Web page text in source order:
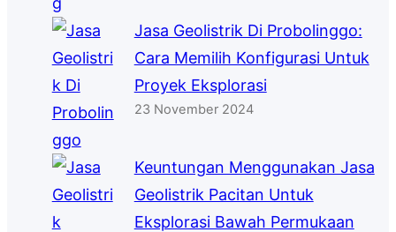
Jasa Geolistrik Di Probolinggo:
Cara Memilih Konfigurasi Untuk
Proyek Eksplorasi
23 November 2024
Keuntungan Menggunakan Jasa
Geolistrik Pacitan Untuk
Eksplorasi Bawah Permukaan